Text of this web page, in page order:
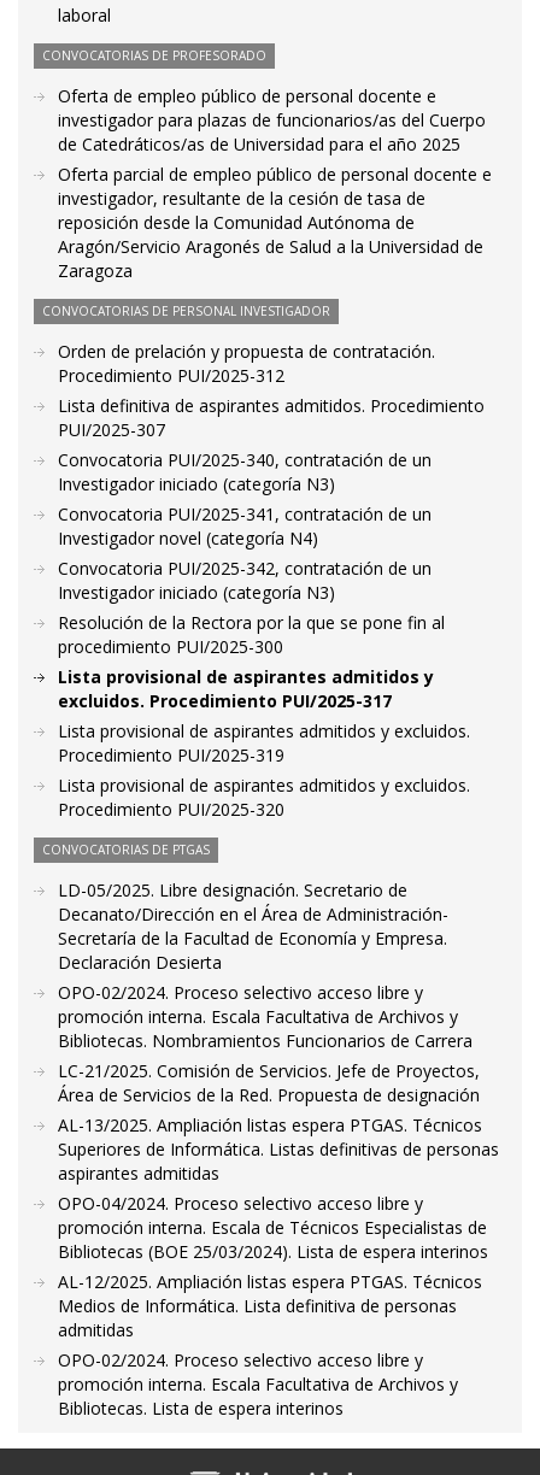
laboral
CONVOCATORIAS DE PROFESORADO
Oferta de empleo público de personal docente e
investigador para plazas de funcionarios/as del Cuerpo
de Catedráticos/as de Universidad para el año 2025
Oferta parcial de empleo público de personal docente e
investigador, resultante de la cesión de tasa de
reposición desde la Comunidad Autónoma de
Aragón/Servicio Aragonés de Salud a la Universidad de
Zaragoza
CONVOCATORIAS DE PERSONAL INVESTIGADOR
Orden de prelación y propuesta de contratación.
Procedimiento PUI/2025-312
Lista definitiva de aspirantes admitidos. Procedimiento
PUI/2025-307
Convocatoria PUI/2025-340, contratación de un
Investigador iniciado (categoría N3)
Convocatoria PUI/2025-341, contratación de un
Investigador novel (categoría N4)
Convocatoria PUI/2025-342, contratación de un
Investigador iniciado (categoría N3)
Resolución de la Rectora por la que se pone fin al
procedimiento PUI/2025-300
Lista provisional de aspirantes admitidos y
excluidos. Procedimiento PUI/2025-317
Lista provisional de aspirantes admitidos y excluidos.
Procedimiento PUI/2025-319
Lista provisional de aspirantes admitidos y excluidos.
Procedimiento PUI/2025-320
CONVOCATORIAS DE PTGAS
LD-05/2025. Libre designación. Secretario de
Decanato/Dirección en el Área de Administración-
Secretaría de la Facultad de Economía y Empresa.
Declaración Desierta
OPO-02/2024. Proceso selectivo acceso libre y
promoción interna. Escala Facultativa de Archivos y
Bibliotecas. Nombramientos Funcionarios de Carrera
LC-21/2025. Comisión de Servicios. Jefe de Proyectos,
Área de Servicios de la Red. Propuesta de designación
AL-13/2025. Ampliación listas espera PTGAS. Técnicos
Superiores de Informática. Listas definitivas de personas
aspirantes admitidas
OPO-04/2024. Proceso selectivo acceso libre y
promoción interna. Escala de Técnicos Especialistas de
Bibliotecas (BOE 25/03/2024). Lista de espera interinos
AL-12/2025. Ampliación listas espera PTGAS. Técnicos
Medios de Informática. Lista definitiva de personas
admitidas
OPO-02/2024. Proceso selectivo acceso libre y
promoción interna. Escala Facultativa de Archivos y
Bibliotecas. Lista de espera interinos